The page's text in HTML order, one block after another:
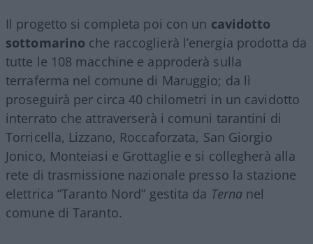
Il progetto si completa poi con un cavidotto
sottomarino che raccoglierà l’energia prodotta da
tutte le 108 macchine e approderà sulla
terraferma nel comune di Maruggio; da lì
proseguirà per circa 40 chilometri in un cavidotto
interrato che attraverserà i comuni tarantini di
Torricella, Lizzano, Roccaforzata, San Giorgio
Jonico, Monteiasi e Grottaglie e si collegherà alla
rete di trasmissione nazionale presso la stazione
elettrica “Taranto Nord” gestita da Terna nel
comune di Taranto.